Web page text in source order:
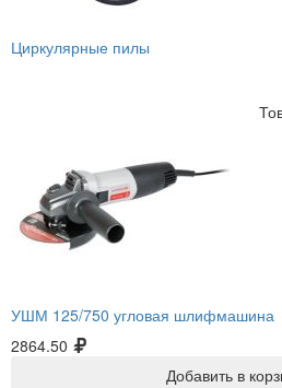
Циркулярные пилы
УШМ 125/750 угловая шлифмашина
2864.50
Добавить в